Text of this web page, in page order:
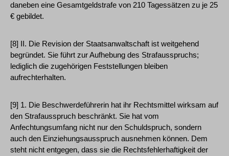
daneben eine Gesamtgeldstrafe von 210 Tagessätzen zu je 25
€ gebildet.
[8] II. Die Revision der Staatsanwaltschaft ist weitgehend
begründet. Sie führt zur Aufhebung des Strafausspruchs;
lediglich die zugehörigen Feststellungen bleiben
aufrechterhalten.
[9] 1. Die Beschwerdeführerin hat ihr Rechtsmittel wirksam auf
den Strafausspruch beschränkt. Sie hat vom
Anfechtungsumfang nicht nur den Schuldspruch, sondern
auch den Einziehungsausspruch ausnehmen können. Dem
steht nicht entgegen, dass sie die Rechtsfehlerhaftigkeit der